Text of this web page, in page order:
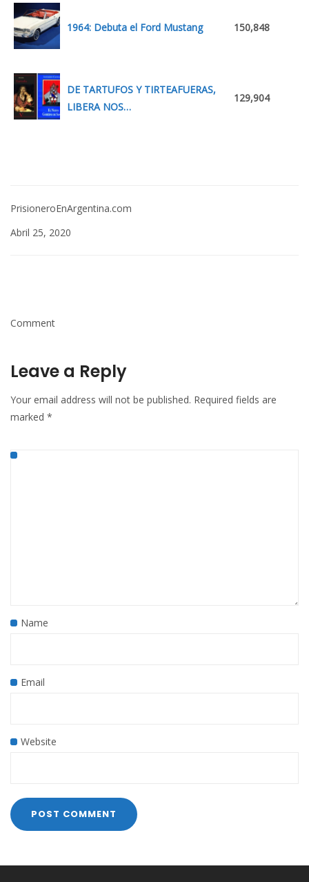
1964: Debuta el Ford Mustang 150,848
DE TARTUFOS Y TIRTEAFUERAS,
LIBERA NOS…
129,904
PrisioneroEnArgentina.com
Abril 25, 2020
Comment
Leave a Reply
Your email address will not be published. Required fields are
marked *
Name
Email
Website